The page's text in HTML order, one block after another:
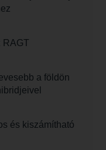
RAGT
a földön
és kiszámítható